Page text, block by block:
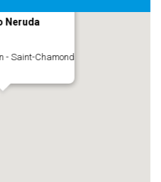
Neruda
- Saint-Chamond